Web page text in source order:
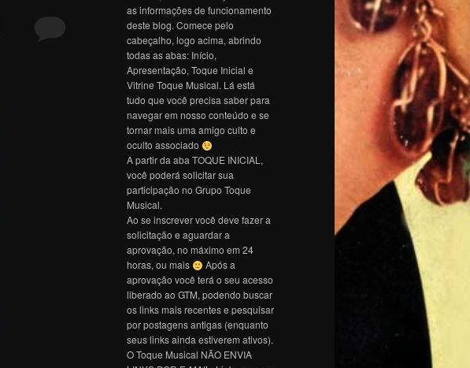
as informações de funcionamento
deste blog. Comece pelo
cabeçalho, logo acima, abrindo
todas as abas: Início,
Apresentação, Toque Inicial e
Vitrine Toque Musical. Lá está
tudo que você precisa saber para
navegar em nosso conteúdo e se
tornar mais uma amigo culto e
oculto associado
A partir da aba TOQUE INICIAL,
você poderá solicitar sua
participação no Grupo Toque
Musical.
Ao se inscrever você deve fazer a
solicitação e aguardar a
aprovação, no máximo em 24
horas, ou mais
Após a
aprovação você terá o seu acesso
liberado ao GTM, podendo buscar
os links mais recentes e pesquisar
por postagens antigas (enquanto
seus links ainda estiverem ativos).
O Toque Musical NÃO ENVIA